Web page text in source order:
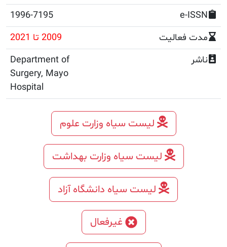
1996-7195
Department of
Surgery, Mayo
لیست سیاه وزارت علوم
لیست سیاه وزارت بهداشت
لیست سیاه دانشگاه آزاد
غیرفعال